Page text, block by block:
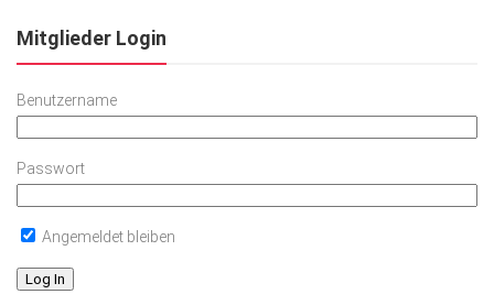
Mitglieder Login
Benutzername
Passwort
Angemeldet bleiben